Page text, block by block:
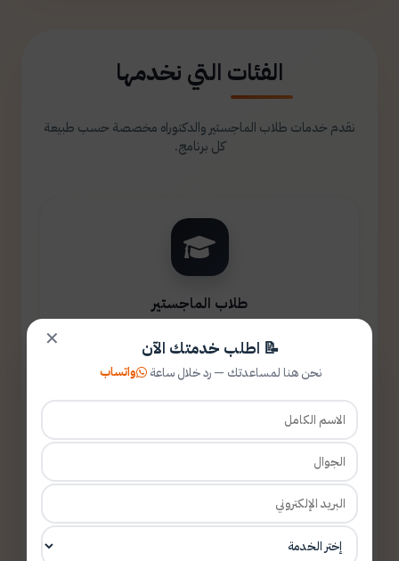
الفئات التي نخدمها
نقدم خدمات طلاب الماجستير والدكتوراه مخصصة حسب طبيعة
كل برنامج.
طلاب الماجستير
✕ 📝 اطلب خدمتك الآن
نحن هنا لمساعدتك — رد خلال ساعة واتساب